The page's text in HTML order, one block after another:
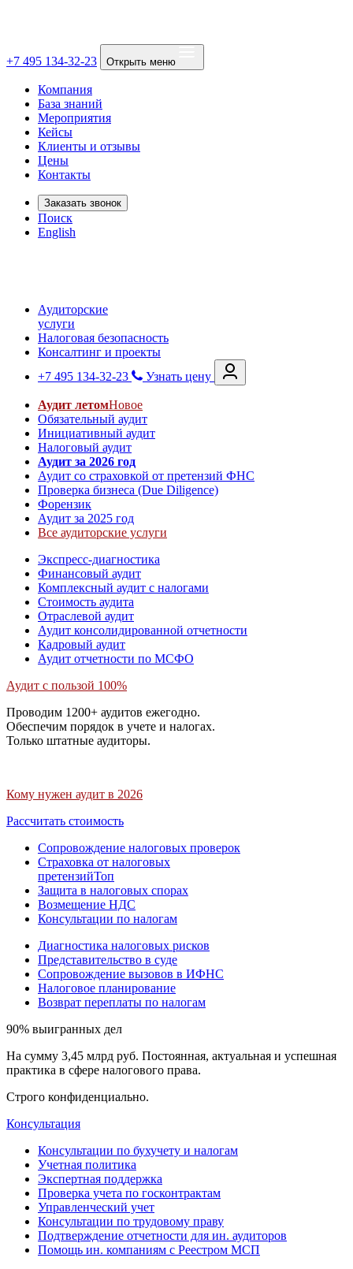
+7 495 134-32-23 Открыть меню
Компания
База знаний
Мероприятия
Кейсы
Клиенты и отзывы
Цены
Контакты
Заказать звонок
Поиск
English
Аудиторские
услуги
Налоговая безопасность
Консалтинг и проекты
+7 495 134-32-23
Узнать цену
Аудит летомНовое
Обязательный аудит
Инициативный аудит
Налоговый аудит
Аудит за 2026 год
Аудит со страховкой от претензий ФНС
Проверка бизнеса (Due Diligence)
Форензик
Аудит за 2025 год
Все аудиторские услуги
Экспресс-диагностика
Финансовый аудит
Комплексный аудит с налогами
Стоимость аудита
Отраслевой аудит
Аудит консолидированной отчетности
Кадровый аудит
Аудит отчетности по МСФО
Аудит с пользой 100%
Проводим 1200+ аудитов ежегодно.
Обеспечим порядок в учете и налогах.
Только штатные аудиторы.
Кому нужен аудит в 2026
Рассчитать стоимость
Сопровождение налоговых проверок
Страховка от налоговых
претензийТоп
Защита в налоговых спорах
Возмещение НДС
Консультации по налогам
Диагностика налоговых рисков
Представительство в суде
Сопровождение вызовов в ИФНС
Налоговое планирование
Возврат переплаты по налогам
90% выигранных дел
На сумму 3,45 млрд руб. Постоянная, актуальная и успешная
практика в сфере налогового права.
Строго конфиденциально.
Консультация
Консультации по бухучету и налогам
Учетная политика
Экспертная поддержка
Проверка учета по госконтрактам
Управленческий учет
Консультации по трудовому праву
Подтверждение отчетности для ин. аудиторов
Помощь ин. компаниям с Реестром МСП